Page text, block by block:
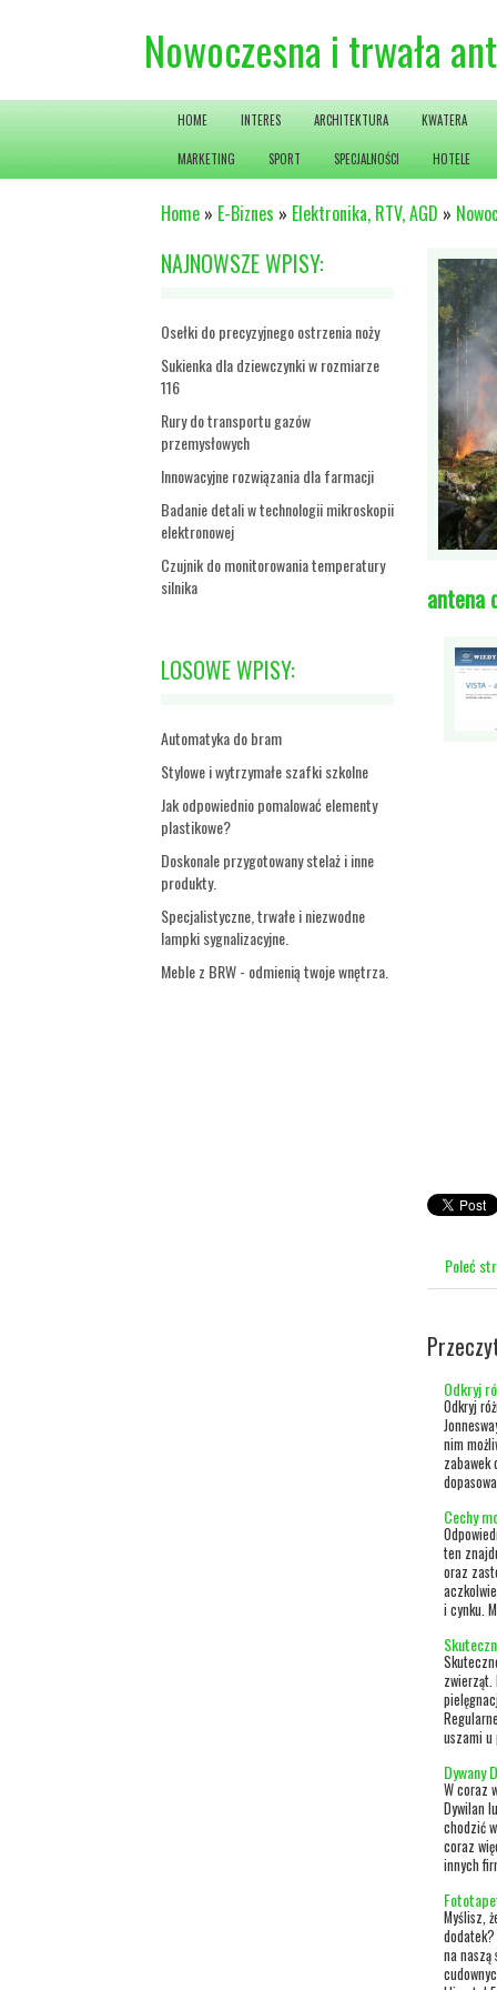
Nowoczesna i trwała
HOME INTERES ARCHITEKTURA KWATERA
MARKETING SPORT SPECJALNOŚCI HOTELE
Home » E-Biznes » Elektronika, RTV, AGD »
NAJNOWSZE WPISY:
Osełki do precyzyjnego ostrzenia noży
Sukienka dla dziewczynki w rozmiarze
116
Rury do transportu gazów
przemysłowych
Innowacyjne rozwiązania dla farmacji
Badanie detali w technologii mikroskopii
elektronowej
Czujnik do monitorowania temperatury
silnika
LOSOWE WPISY:
Automatyka do bram
Stylowe i wytrzymałe szafki szkolne
Jak odpowiednio pomalować elementy
plastikowe?
Doskonale przygotowany stelaż i inne
produkty.
Specjalistyczne, trwałe i niezwodne
lampki sygnalizacyjne.
Meble z BRW - odmienią twoje wnętrza.
antena
Poleć
Odkryj
Odkryj
nim
Cechy
ten
oraz
i cynku.
zwierząt.
uszami u
Dywany
W coraz
Dywilan
chodzić
coraz
innych
Myślisz,
dodatek?
na